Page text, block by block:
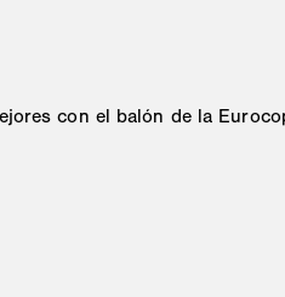
con el balón de la